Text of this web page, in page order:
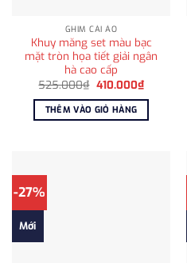
GHIM CÀI ÁO
Khuy măng set màu bạc
mặt tròn họa tiết giải ngân
hà cao cấp
525.000₫ Giá
là:
525.000₫.
410.000₫Giá
hiện
tại
410.000₫.
THÊM VÀO GIỎ HÀNG
-27%
Mới